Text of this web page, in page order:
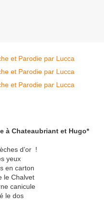
à Chateaubriant et Hugo*
d’or !
yeux
en carton
le Chalvet
canicule
le dos